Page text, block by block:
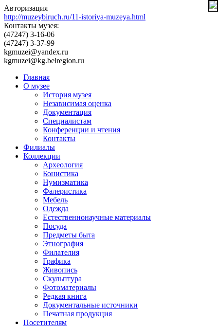
Авторизация
http://muzeybiruch.ru/11-istoriya-muzeya.html
Контакты музея:
(47247) 3-16-06
(47247) 3-37-99
kgmuzei@yandex.ru
kgmuzei@kg.belregion.ru
Главная
О музее
История музея
Независимая оценка
Документация
Специалистам
Конференции и чтения
Контакты
Филиалы
Коллекции
Археология
Бонистика
Нумизматика
Фалеристика
Мебель
Одежда
Естественнонаучные материалы
Посуда
Предметы быта
Этнография
Филателия
Графика
Живопись
Скульптура
Фотоматериалы
Редкая книга
Документальные источники
Печатная продукция
Посетителям